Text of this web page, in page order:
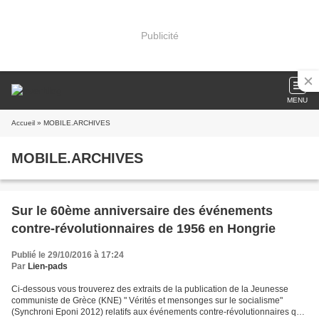
Publicité
MENU
Accueil » MOBILE.ARCHIVES
MOBILE.ARCHIVES
Sur le 60ème anniversaire des événements
contre-révolutionnaires de 1956 en Hongrie
Publié le 29/10/2016 à 17:24
Par Lien-pads
Ci-dessous vous trouverez des extraits de la publication de la Jeunesse
communiste de Grèce (KNE) " Vérités et mensonges sur le socialisme"
(Synchroni Eponi 2012) relatifs aux événements contre-révolutionnaires qui